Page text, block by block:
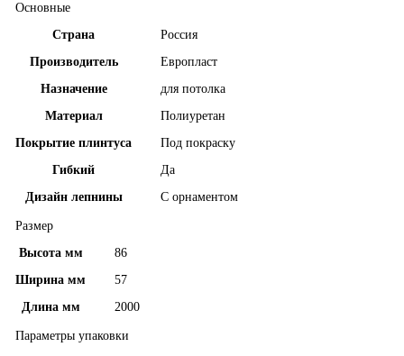
Основные
Страна
Россия
Производитель
Европласт
Назначение
для потолка
Материал
Полиуретан
Покрытие плинтуса
Под покраску
Гибкий
Да
Дизайн лепнины
С орнаментом
Размер
Высота мм
86
Ширина мм
57
Длина мм
2000
Параметры упаковки